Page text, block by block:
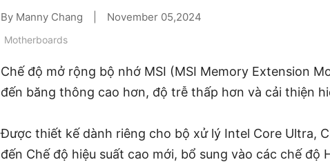
By Manny Chang November 05,2024
Motherboards
Chế độ mở rộng bộ nhớ MSI (MSI Memory Extension
đến băng thông cao hơn, độ trễ thấp hơn và cải thiện
Được thiết kế dành riêng cho bộ xử lý Intel Core Ultra,
đến Chế độ hiệu suất cao mới, bổ sung vào các chế độ